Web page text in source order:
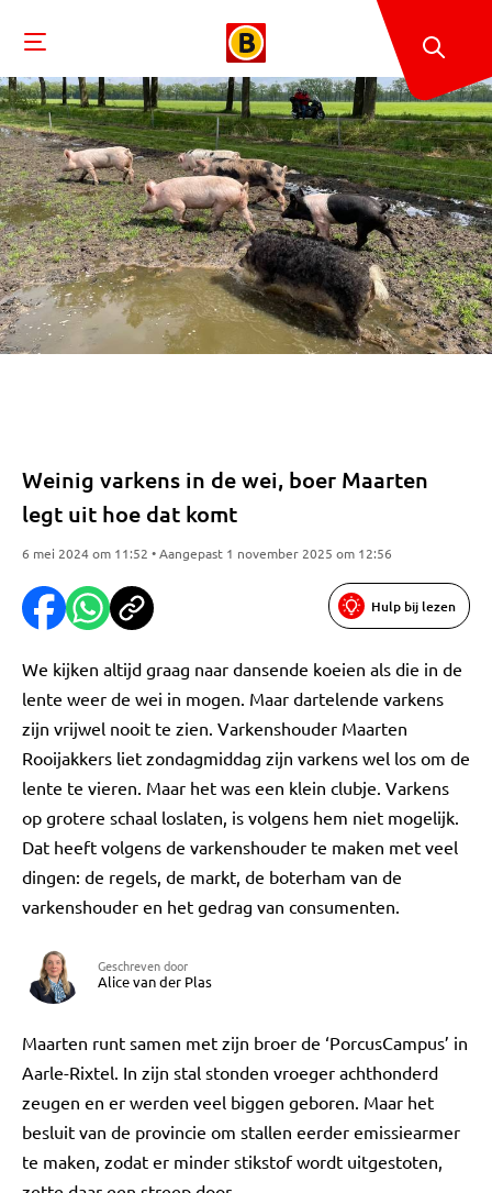
Weinig varkens in de wei, boer Maarten
legt uit hoe dat komt
6 mei 2024 om 11:52 • Aangepast 1 november 2025 om 12:56
Hulp bij lezen
We kijken altijd graag naar dansende koeien als die in de
lente weer de wei in mogen. Maar dartelende varkens
zijn vrijwel nooit te zien. Varkenshouder Maarten
Rooijakkers liet zondagmiddag zijn varkens wel los om de
lente te vieren. Maar het was een klein clubje. Varkens
op grotere schaal loslaten, is volgens hem niet mogelijk.
Dat heeft volgens de varkenshouder te maken met veel
dingen: de regels, de markt, de boterham van de
varkenshouder en het gedrag van consumenten.
Geschreven door
Alice van der Plas
Maarten runt samen met zijn broer de ‘PorcusCampus’ in
Aarle-Rixtel. In zijn stal stonden vroeger achthonderd
zeugen en er werden veel biggen geboren. Maar het
besluit van de provincie om stallen eerder emissiearmer
te maken, zodat er minder stikstof wordt uitgestoten,